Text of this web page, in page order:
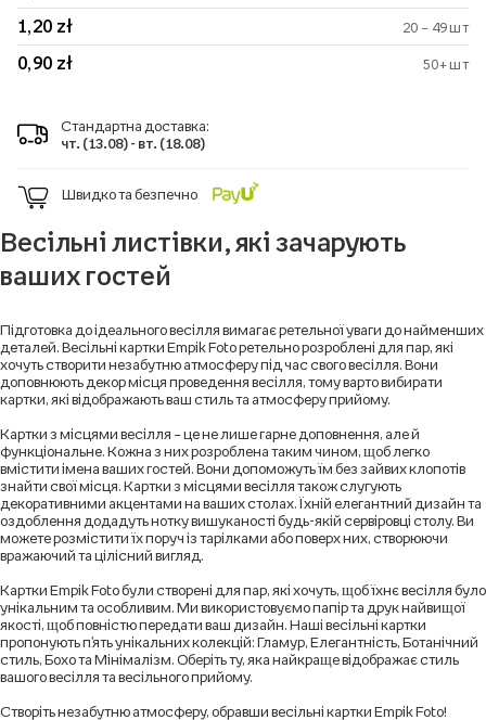
1,20 zł 20 – 49 шт
0,90 zł 50+ шт
Стандартна доставка:
чт. (13.08) - вт. (18.08)
Швидко та безпечно
Весільні листівки, які зачарують
ваших гостей
Підготовка до ідеального весілля вимагає ретельної уваги до найменших
деталей. Весільні картки Empik Foto ретельно розроблені для пар, які
хочуть створити незабутню атмосферу під час свого весілля. Вони
доповнюють декор місця проведення весілля, тому варто вибирати
картки, які відображають ваш стиль та атмосферу прийому.
Картки з місцями весілля – це не лише гарне доповнення, але й
функціональне. Кожна з них розроблена таким чином, щоб легко
вмістити імена ваших гостей. Вони допоможуть їм без зайвих клопотів
знайти свої місця. Картки з місцями весілля також слугують
декоративними акцентами на ваших столах. Їхній елегантний дизайн та
оздоблення додадуть нотку вишуканості будь-якій сервіровці столу. Ви
можете розмістити їх поруч із тарілками або поверх них, створюючи
вражаючий та цілісний вигляд.
Картки Empik Foto були створені для пар, які хочуть, щоб їхнє весілля було
унікальним та особливим. Ми використовуємо папір та друк найвищої
якості, щоб повністю передати ваш дизайн. Наші весільні картки
пропонують п'ять унікальних колекцій: Гламур, Елегантність, Ботанічний
стиль, Бохо та Мінімалізм. Оберіть ту, яка найкраще відображає стиль
вашого весілля та весільного прийому.
Створіть незабутню атмосферу, обравши весільні картки Empik Foto!